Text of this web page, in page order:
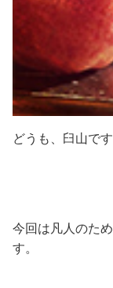
どうも、臼山です
今回は凡人のた
す。